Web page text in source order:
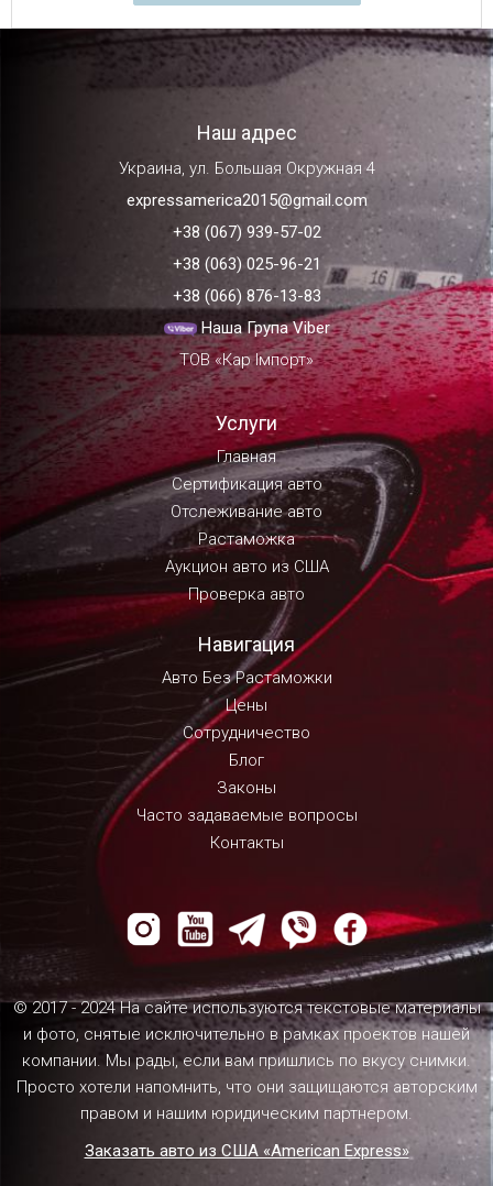
Наш адрес
Украина, ул. Большая Окружная 4
expressamerica2015@gmail.com
+38 (067) 939-57-02
+38 (063) 025-96-21
+38 (066) 876-13-83
Наша Група Viber
ТОВ «Кар Імпорт»
Услуги
Главная
Сертификация авто
Отслеживание авто
Растаможка
Аукцион авто из США
Проверка авто
Навигация
Авто Без Растаможки
Цены
Сотрудничество
Блог
Законы
Часто задаваемые вопросы
Контакты
© 2017 - 2024 На сайте используются текстовые материалы
и фото, снятые исключительно в рамках проектов нашей
компании. Мы рады, если вам пришлись по вкусу снимки.
Просто хотели напомнить, что они защищаются авторским
правом и нашим юридическим партнером.
Заказать авто из США «American Express»